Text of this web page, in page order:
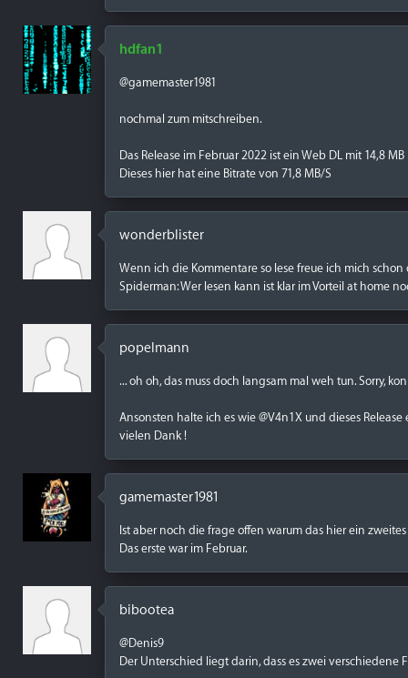
hdfan1
@gamemaster1981
nochmal zum mitschreiben.
Das Release im Februar 2022 ist ein Web DL mit 14,8
Dieses hier hat eine Bitrate von 71,8 MB/S
wonderblister
Wenn ich die Kommentare so lese freue ich mich
Spiderman: Wer lesen kann ist klar im Vorteil at home
popelmann
... oh oh, das muss doch langsam mal weh tun. Sorry,
Ansonsten halte ich es wie @V4n1X und dieses
vielen Dank !
gamemaster1981
Ist aber noch die frage offen warum das hier ein
Das erste war im Februar.
bibootea
@Denis9
Der Unterschied liegt darin, dass es zwei verschiedene